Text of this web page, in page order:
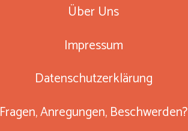
Über Uns
Impressum
Datenschutzerklärung
Fragen, Anregungen, Beschwerden?